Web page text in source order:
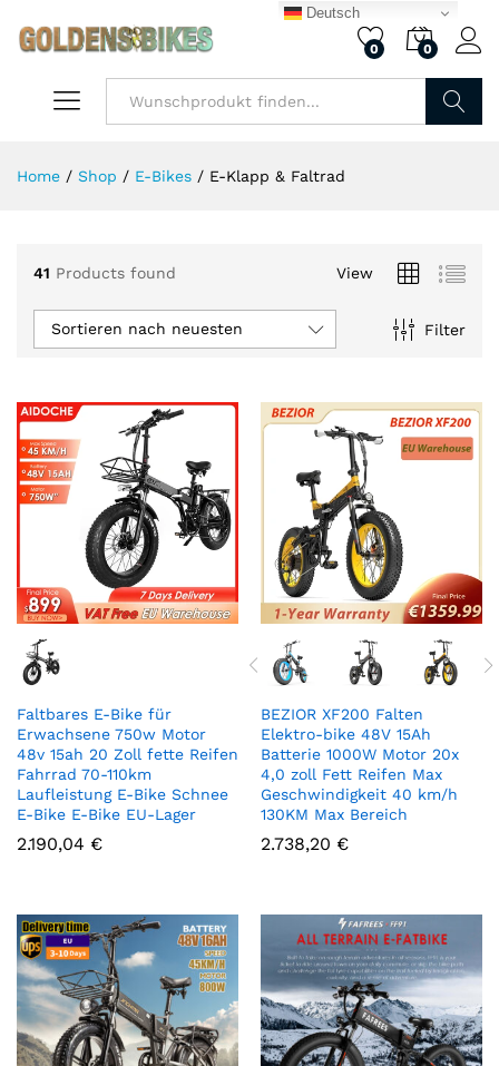
0 0
Home / Shop / E-Bikes / E-Klapp & Faltrad
41 Products found View
Filter
Sortieren nach neuesten
Faltbares E-Bike für
Erwachsene 750w Motor
48v 15ah 20 Zoll fette Reifen
Fahrrad 70-110km
Laufleistung E-Bike Schnee
E-Bike E-Bike EU-Lager
2.190,04 €
BEZIOR XF200 Falten
Elektro-bike 48V 15Ah
Batterie 1000W Motor 20x
4,0 zoll Fett Reifen Max
Geschwindigkeit 40 km/h
130KM Max Bereich
2.738,20 €
Deutsch